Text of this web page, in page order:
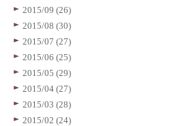
2015/09 (26)
2015/08 (30)
2015/07 (27)
2015/06 (25)
2015/05 (29)
2015/04 (27)
2015/03 (28)
2015/02 (24)